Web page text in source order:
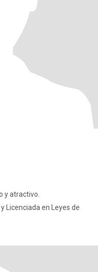
y atractivo.
Licenciada en Leyes de